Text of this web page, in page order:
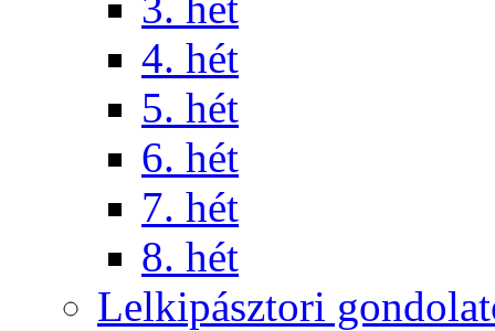
4. hét
5. hét
6. hét
7. hét
8. hét
Lelkipásztori